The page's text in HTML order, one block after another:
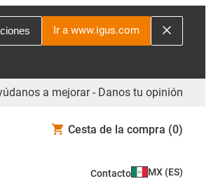
Ir a www.igus.com
a mejorar - Danos tu opinión
Cesta de la compra (0)
Contacto MX (ES)